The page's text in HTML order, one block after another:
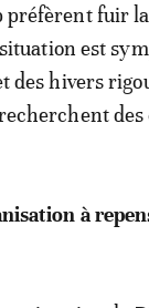
préfèrent fuir
est
des hivers
à